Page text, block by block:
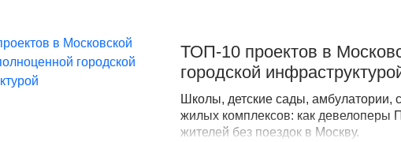
ТОП-10 проектов в
городской
Школы, детские сады, амбулатории,
жилых комплексов: как девелоперы
жителей без поездок в Москву.